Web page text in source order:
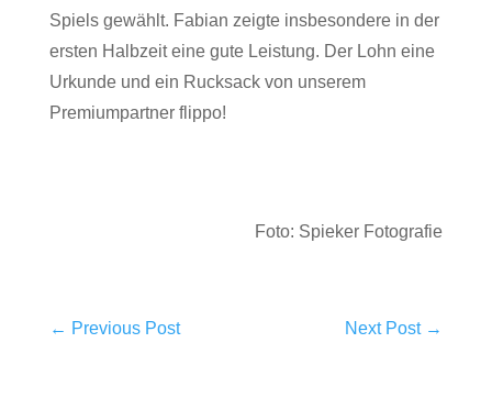
Spiels gewählt. Fabian zeigte insbesondere in der
ersten Halbzeit eine gute Leistung. Der Lohn eine
Urkunde und ein Rucksack von unserem
Premiumpartner flippo!
Foto: Spieker Fotografie
← Previous Post Next Post→
Intern